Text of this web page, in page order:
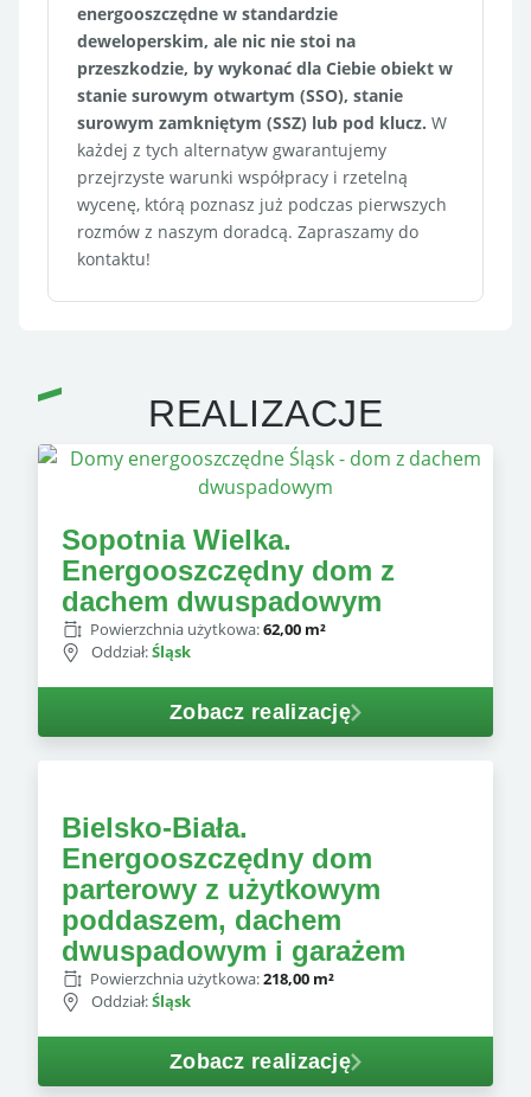
energooszczędne w standardzie
deweloperskim, ale nic nie stoi na
przeszkodzie, by wykonać dla Ciebie obiekt w
stanie surowym otwartym (SSO), stanie
surowym zamkniętym (SSZ) lub pod klucz. W
każdej z tych alternatyw gwarantujemy
przejrzyste warunki współpracy i rzetelną
wycenę, którą poznasz już podczas pierwszych
rozmów z naszym doradcą. Zapraszamy do
kontaktu!
REALIZACJE
Sopotnia Wielka.
Energooszczędny dom z
dachem dwuspadowym
Powierzchnia użytkowa:62,00 m²
Oddział:Śląsk
Zobacz realizację
Bielsko-Biała.
Energooszczędny dom
parterowy z użytkowym
poddaszem, dachem
dwuspadowym i garażem
Powierzchnia użytkowa:218,00 m²
Oddział:Śląsk
Zobacz realizację